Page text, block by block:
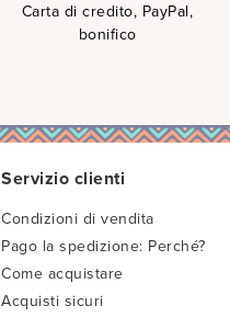
Carta di credito, PayPal,
bonifico
Servizio clienti
Condizioni di vendita
Pago la spedizione: Perché?
Come acquistare
Acquisti sicuri